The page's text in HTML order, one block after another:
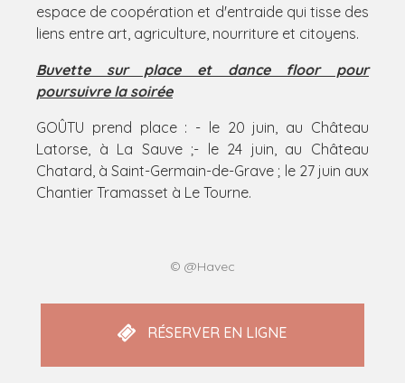
espace de coopération et d'entraide qui tisse des
liens entre art, agriculture, nourriture et citoyens.
Buvette sur place et dance floor pour
poursuivre la soirée
GOÛTU prend place : - le 20 juin, au Château
Latorse, à La Sauve ;- le 24 juin, au Château
Chatard, à Saint-Germain-de-Grave ; le 27 juin aux
Chantier Tramasset à Le Tourne.
© @Havec
RÉSERVER EN LIGNE